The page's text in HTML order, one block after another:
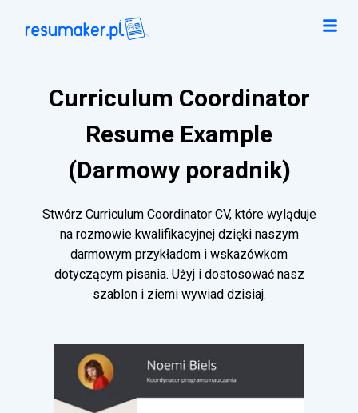
Curriculum Coordinator
Resume Example
(Darmowy poradnik)
Stwórz Curriculum Coordinator CV, które wyląduje
na rozmowie kwalifikacyjnej dzięki naszym
darmowym przykładom i wskazówkom
dotyczącym pisania. Użyj i dostosować nasz
szablon i ziemi wywiad dzisiaj.